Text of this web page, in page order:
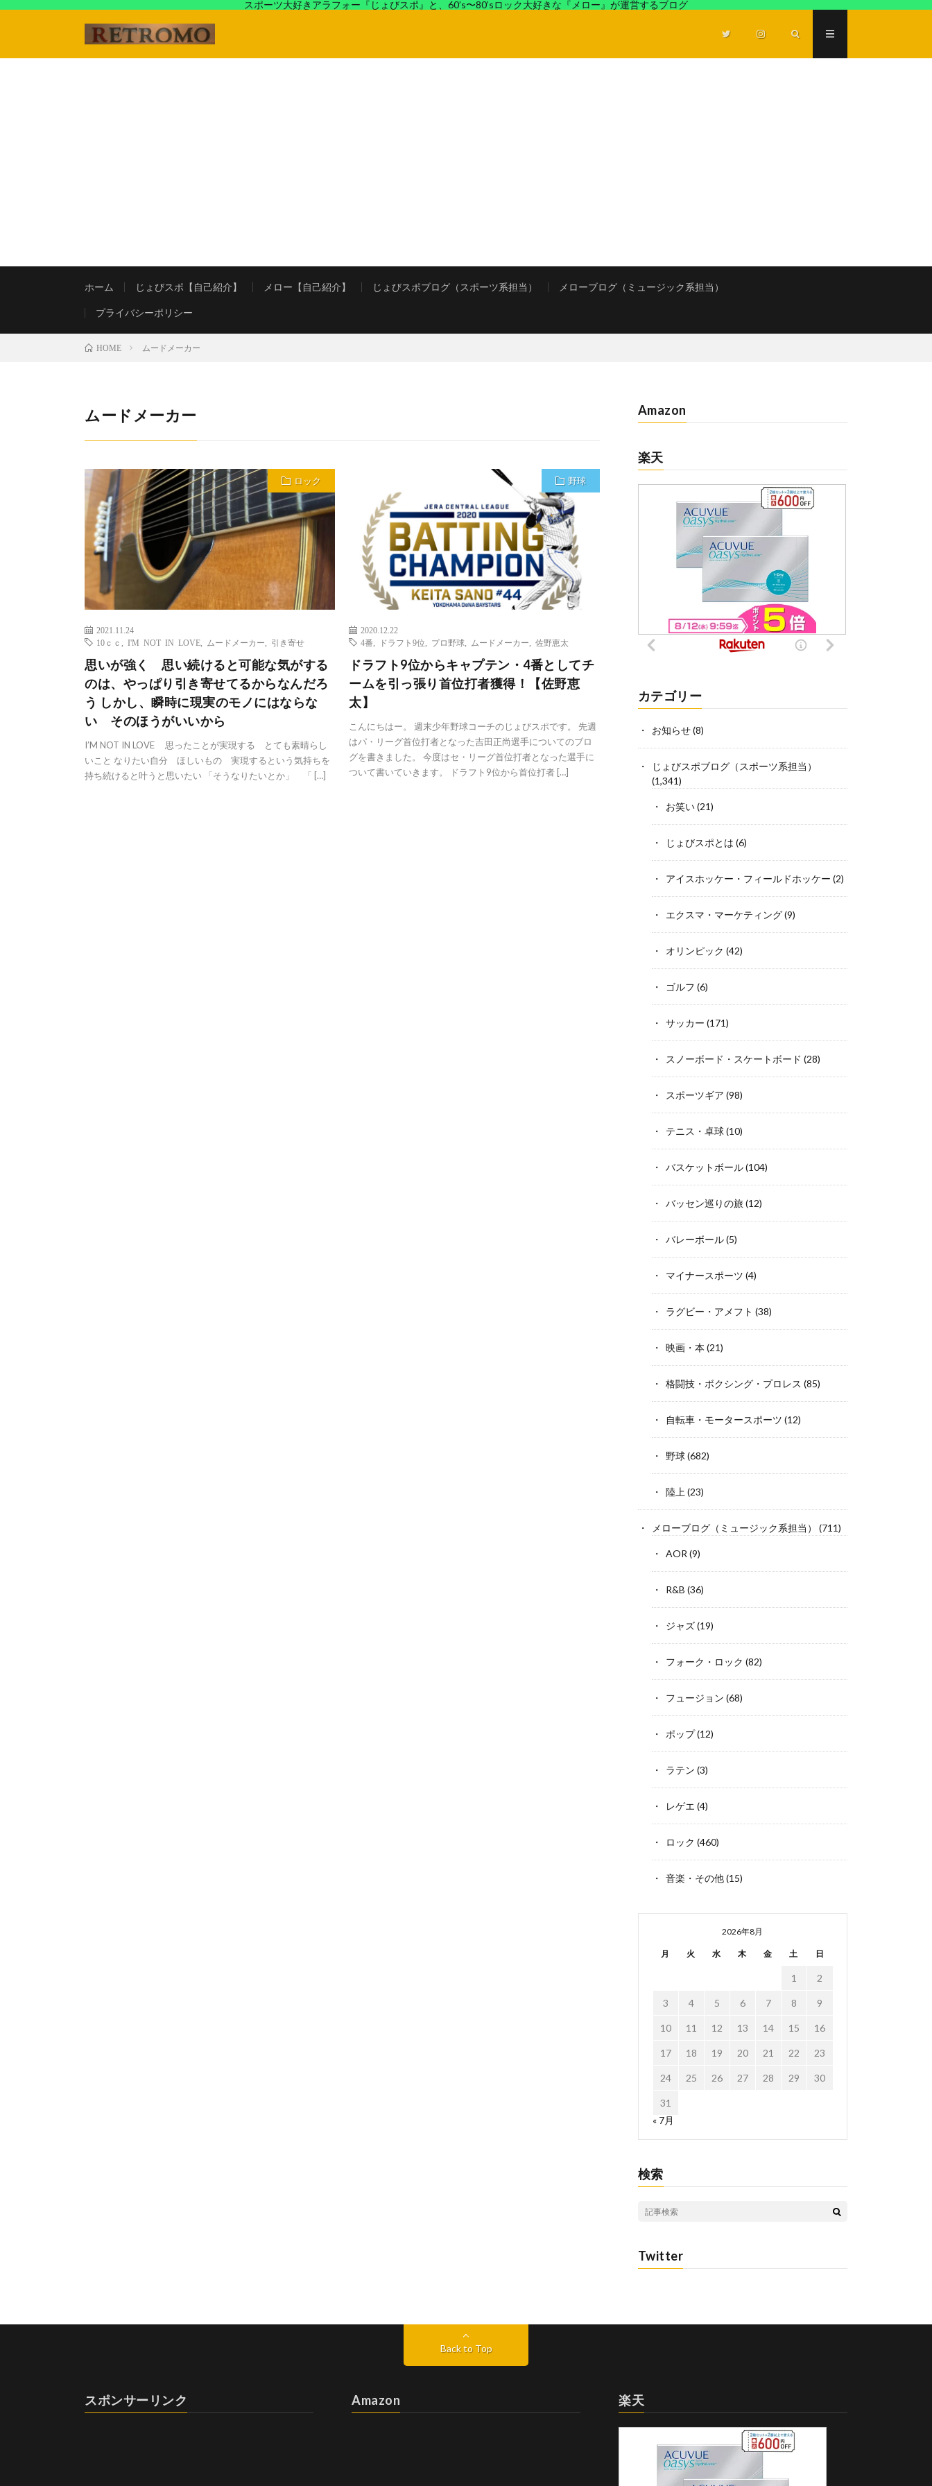
スポーツ大好きアラフォー『じょびスポ』と、60’s〜80’sロック大好きな『メロー』が運営するブログ
ホーム じょびスポ【自己紹介】 メロー【自己紹介】 じょびスポブログ（スポーツ系担当） メローブログ（ミュージック系担当）
プライバシーポリシー
HOME ムードメーカー
ムードメーカー
ロック
2021.11.24
10ｃｃ
I'M NOT IN LOVE ムードメーカー 引き寄せ
思いが強く 思い続けると可能な気がする
のは、やっぱり引き寄せてるからなんだろ
う しかし、瞬時に現実のモノにはならな
い そのほうがいいから
I’M NOT IN LOVE 思ったことが実現する とても素晴らし
いこと なりたい自分 ほしいもの 実現するという気持ちを
持ち続けると叶うと思いたい 「そうなりたいとか」 「 […]
野球
2020.12.22
4番
ドラフト9位 プロ野球 ムードメーカー ,佐野恵太
ドラフト9位からキャプテン・4番としてチ
ームを引っ張り首位打者獲得！【佐野恵
太】
こんにちはー。 週末少年野球コーチのじょびスポです。 先週
はパ・リーグ首位打者となった吉田正尚選手についてのブロ
グを書きました。 今度はセ・リーグ首位打者となった選手に
ついて書いていきます。 ドラフト9位から首位打者 […]
Amazon
楽天
カテゴリー
お知らせ(8)
じょびスポブログ（スポーツ系担当）
(1,341)
お笑い(21)
じょびスポとは (6)
アイスホッケー・フィールドホッケー (2)
エクスマ・マーケティング(9)
オリンピック (42)
ゴルフ (6)
サッカー (171)
スノーボード・スケートボード (28)
スポーツギア (98)
テニス・卓球(10)
バスケットボール(104)
バッセン巡りの旅(12)
バレーボール(5)
マイナースポーツ (4)
ラグビー・アメフト (38)
映画・本 (21)
格闘技・ボクシング・プロレス (85)
自転車・モータースポーツ (12)
野球(682)
陸上 (23)
メローブログ（ミュージック系担当） (711)
AOR (9)
R&B (36)
ジャズ(19)
フォーク・ロック (82)
フュージョン (68)
ポップ(12)
ラテン (3)
レゲエ (4)
ロック (460)
音楽・その他(15)
2026年8月
月 火 水 木 金 土 日
1 2
3 4 5 6 7 8 9
10 11 12 13 14 15 16
17 18 19 20 21 22 23
24 25 26 27 28 29 30
31
« 7月
検索
Twitter
Back to Top
スポンサーリンク Amazon 楽天